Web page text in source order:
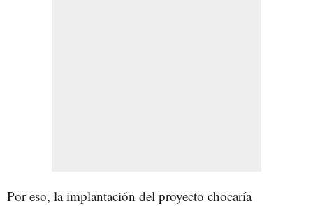
Por eso, la implantación del proyecto chocaría